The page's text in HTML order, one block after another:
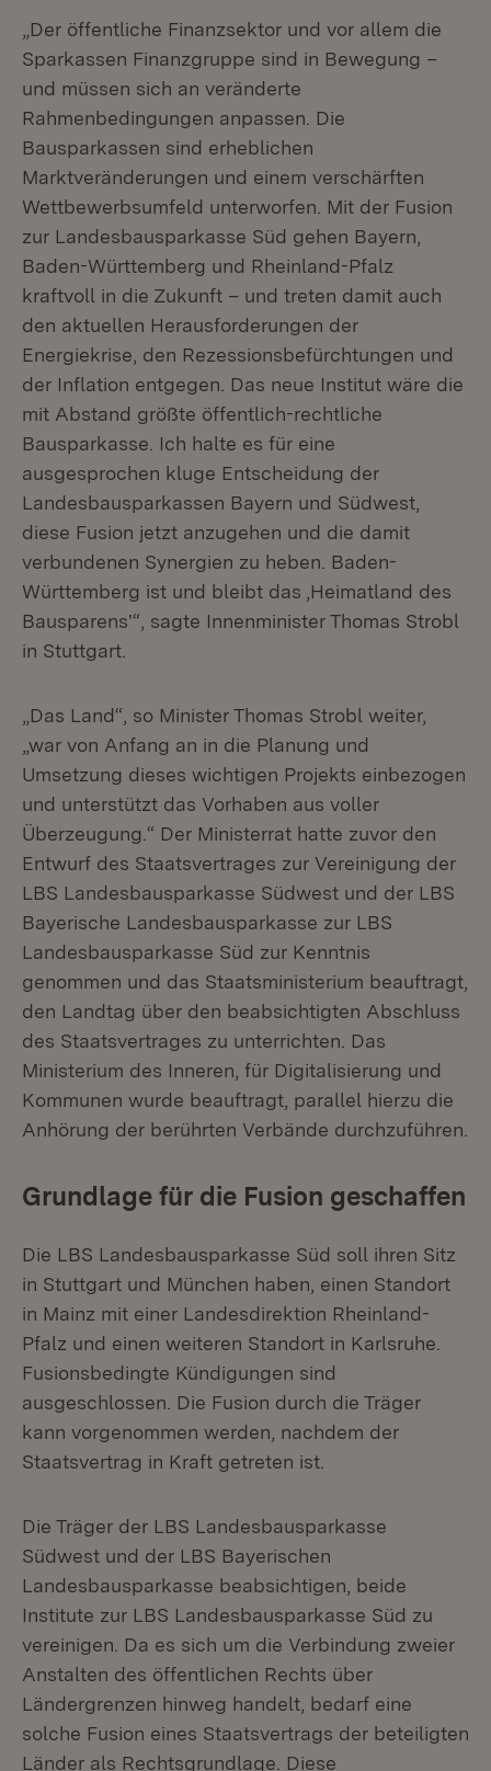
„Der öffentliche Finanzsektor und vor allem die
Sparkassen Finanzgruppe sind in Bewegung –
und müssen sich an veränderte
Rahmenbedingungen anpassen. Die
Bausparkassen sind erheblichen
Marktveränderungen und einem verschärften
Wettbewerbsumfeld unterworfen. Mit der Fusion
zur Landesbausparkasse Süd gehen Bayern,
Baden-Württemberg und Rheinland-Pfalz
kraftvoll in die Zukunft – und treten damit auch
den aktuellen Herausforderungen der
Energiekrise, den Rezessionsbefürchtungen und
der Inflation entgegen. Das neue Institut wäre die
mit Abstand größte öffentlich-rechtliche
Bausparkasse. Ich halte es für eine
ausgesprochen kluge Entscheidung der
Landesbausparkassen Bayern und Südwest,
diese Fusion jetzt anzugehen und die damit
verbundenen Synergien zu heben. Baden-
Württemberg ist und bleibt das ‚Heimatland des
Bausparens‛“, sagte Innenminister Thomas Strobl
in Stuttgart.
„Das Land“, so Minister Thomas Strobl weiter,
„war von Anfang an in die Planung und
Umsetzung dieses wichtigen Projekts einbezogen
und unterstützt das Vorhaben aus voller
Überzeugung.“ Der Ministerrat hatte zuvor den
Entwurf des Staatsvertrages zur Vereinigung der
LBS Landesbausparkasse Südwest und der LBS
Bayerische Landesbausparkasse zur LBS
Landesbausparkasse Süd zur Kenntnis
genommen und das Staatsministerium beauftragt,
den Landtag über den beabsichtigten Abschluss
des Staatsvertrages zu unterrichten. Das
Ministerium des Inneren, für Digitalisierung und
Kommunen wurde beauftragt, parallel hierzu die
Anhörung der berührten Verbände durchzuführen.
Grundlage für die Fusion geschaffen
Die LBS Landesbausparkasse Süd soll ihren Sitz
in Stuttgart und München haben, einen Standort
in Mainz mit einer Landesdirektion Rheinland-
Pfalz und einen weiteren Standort in Karlsruhe.
Fusionsbedingte Kündigungen sind
ausgeschlossen. Die Fusion durch die Träger
kann vorgenommen werden, nachdem der
Staatsvertrag in Kraft getreten ist.
Die Träger der LBS Landesbausparkasse
Südwest und der LBS Bayerischen
Landesbausparkasse beabsichtigen, beide
Institute zur LBS Landesbausparkasse Süd zu
vereinigen. Da es sich um die Verbindung zweier
Anstalten des öffentlichen Rechts über
Ländergrenzen hinweg handelt, bedarf eine
solche Fusion eines Staatsvertrags der beteiligten
Länder als Rechtsgrundlage. Diese